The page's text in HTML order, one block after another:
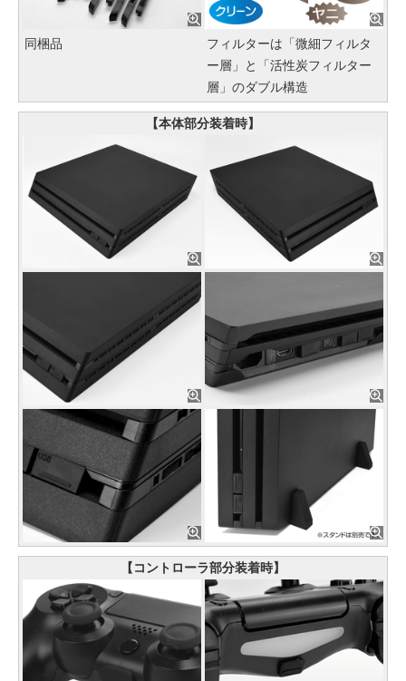
同梱品
フィルターは「微細フィルタ
ー層」と「活性炭フィルター
層」のダブル構造
【本体部分装着時】
【コントローラ部分装着時】